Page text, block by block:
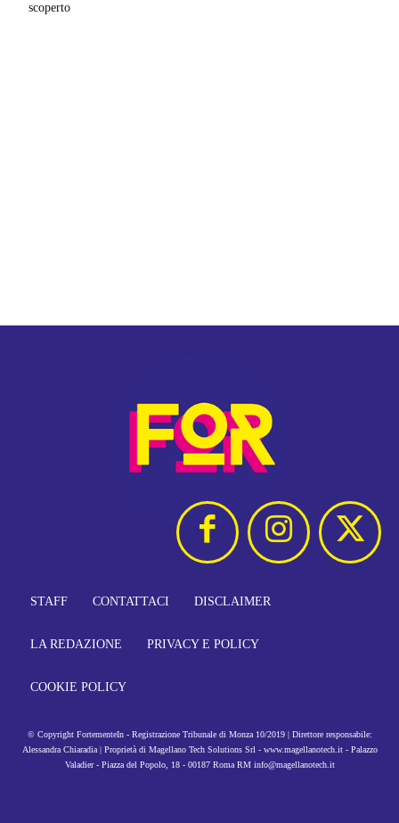
scoperto
STAFF CONTATTACI DISCLAIMER
LA REDAZIONE PRIVACY E POLICY
COOKIE POLICY
© Copyright FortementeIn - Registrazione Tribunale di Monza 10/2019 | Direttore responsabile:
Alessandra Chiaradia | Proprietà di Magellano Tech Solutions Srl - www.magellanotech.it - Palazzo
Valadier - Piazza del Popolo, 18 - 00187 Roma RM info@magellanotech.it